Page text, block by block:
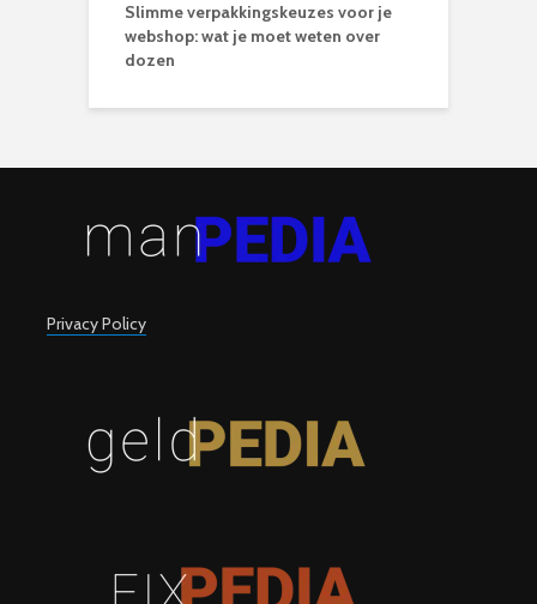
Slimme verpakkingskeuzes voor je
webshop: wat je moet weten over
dozen
Privacy Policy